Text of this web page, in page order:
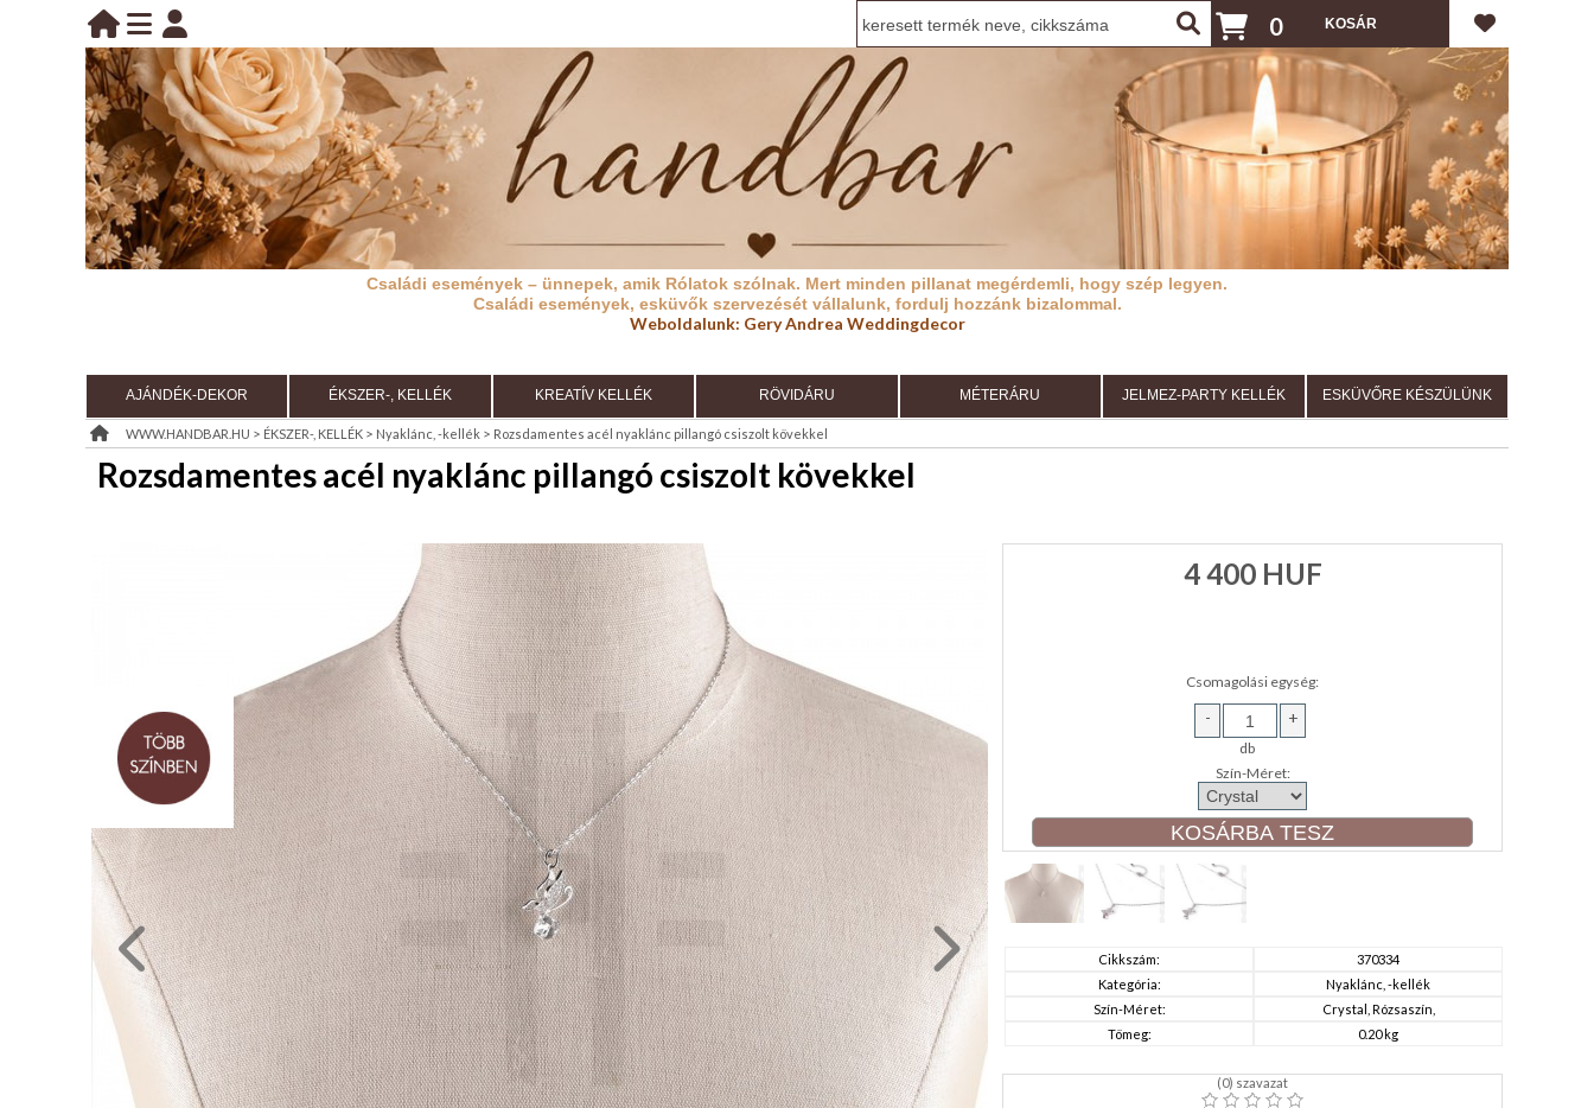
BELÉPÉS
KEZDŐLAP
TÁJÉKOZTATÓ
(ÁSZF)
KIÁRUSÍTÁS
ÉRDEKLŐDÉS,ÁRAJÁNLAT
ÖNNEK
RAKTÁRON!
belépés
regisztráció
információ
0
Családi események – ünnepek, amik Rólatok szólnak. Mert minden pillanat megérdemli, hogy szép legyen.
Családi események, esküvők szervezését vállalunk, fordulj hozzánk bizalommal.
Weboldalunk: Gery Andrea Weddingdecor
AJÁNDÉK-DEKOR ÉKSZER-, KELLÉK KREATÍV KELLÉK RÖVIDÁRU MÉTERÁRU JELMEZ-PARTY KELLÉK ESKÜVŐRE KÉSZÜLÜNK
WWW.HANDBAR.HU > ÉKSZER-, KELLÉK > Nyaklánc, -kellék > Rozsdamentes acél nyaklánc pillangó csiszolt kövekkel
Rozsdamentes acél nyaklánc pillangó csiszolt kövekkel
4 400HUF
Csomagolási egység:
- +
db
Szín-Méret:
Cikkszám:
370334
Kategória:
Nyaklánc, -kellék
Szín-Méret:
Crystal, Rózsaszín,
Tömeg:
0.20 kg
(0) szavazat